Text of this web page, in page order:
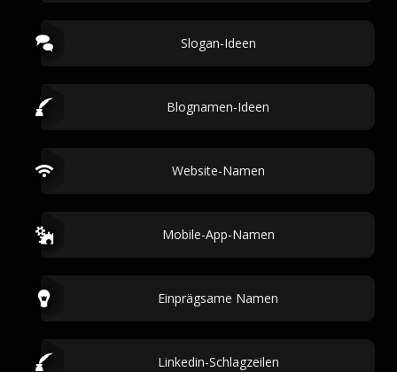
Slogan-Ideen
Blognamen-Ideen
Website-Namen
Mobile-App-Namen
Einprägsame Namen
Linkedin-Schlagzeilen